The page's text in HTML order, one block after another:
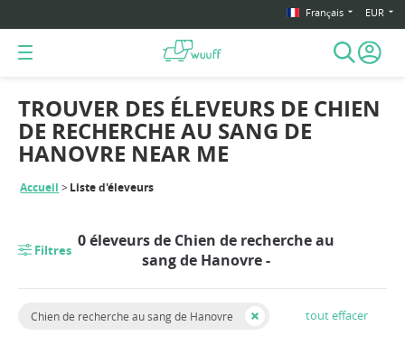
Français EUR
Accueil Liste d'éleveurs
TROUVER DES ÉLEVEURS DE CHIEN
DE RECHERCHE AU SANG DE
HANOVRE NEAR ME
Filtres 0 éleveurs de Chien de recherche au
sang de Hanovre -
Chien de recherche au sang de Hanovre tout effacer